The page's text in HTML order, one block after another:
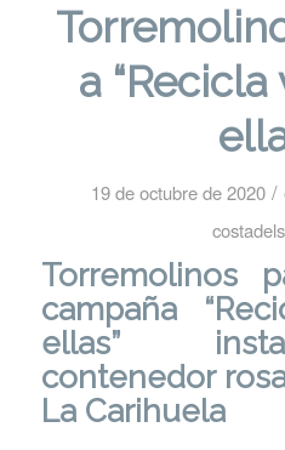
a
19 de octubre de 2020 /
Torremolinos
campaña
ellas”
contenedor
La Carihuela